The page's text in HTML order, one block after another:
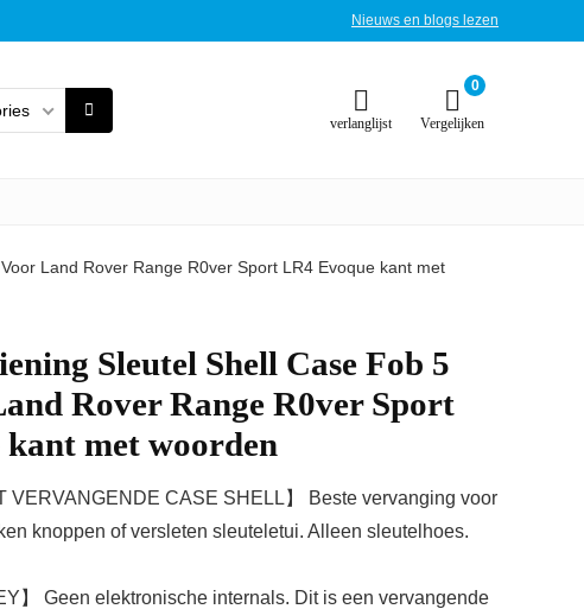
Nieuws en blogs lezen
verlanglijst
0
Vergelijken
Land Rover Range R0ver Sport LR4 Evoque kant met
Sleutel Shell Case Fob 5
Rover Range R0ver Sport
met woorden
VERVANGENDE CASE SHELL】 Beste vervanging voor
knoppen of versleten sleuteletui. Alleen sleutelhoes.
】 Geen elektronische internals. Dit is een vervangende